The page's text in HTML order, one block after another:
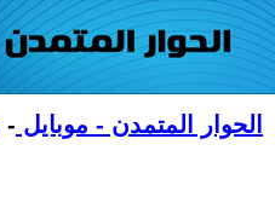
الحوار المتمدن - موبايل -